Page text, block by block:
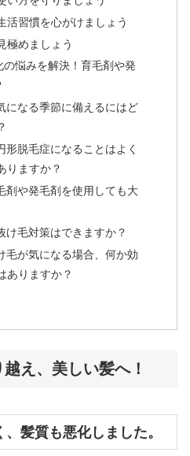
活習慣を心がけましょう
極めましょう
悩みを解決！育毛剤や発
になる季節に備えるにはど
脱毛症になることはよく
りますか？
剤や発毛剤を使用しても大
け毛対策はできますか？
毛が気になる場合、何か効
ありますか？
え、美しい髪へ！
髪質も悪化しました。